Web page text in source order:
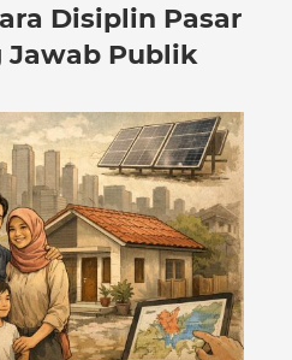
Disiplin Pasar
Jawab Publik